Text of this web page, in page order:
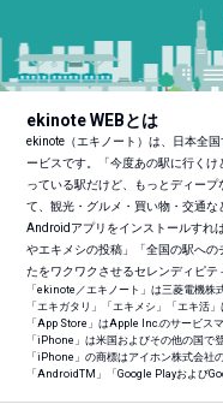
ekinote WEBとは
ekinote（エキノート）は、日本全
ービスです。「今度あの駅に行く
っている駅だけど、もっとディー
て、観光・グルメ・買い物・交通
Androidアプリをインストールすれ
やエキメシの投稿」「全国の駅へ
たをワクワクさせるセレンディピテ
「ekinote／エキノート」は三菱電機株
「エキガタリ」「エキメシ」「エキ活
「App Store」はApple Inc.のサービスマ
「iPhone」は米国およびその他の国で
「iPhone」の商標はアイホン株式会社
「AndroidTM 」「Google Playおよび